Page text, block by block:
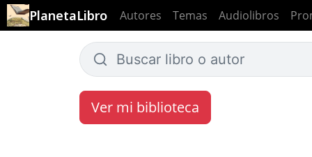
PlanetaLibro Autores Temas Audiolibros
Ver mi biblioteca